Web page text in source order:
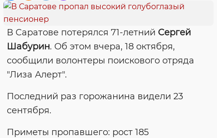
В Саратове потерялся 71-летний Сергей
Шабурин. Об этом вчера, 18 октября,
сообщили волонтеры поискового отряда
"Лиза Алерт".
Последний раз горожанина видели 23
сентября.
Приметы пропавшего: рост 185